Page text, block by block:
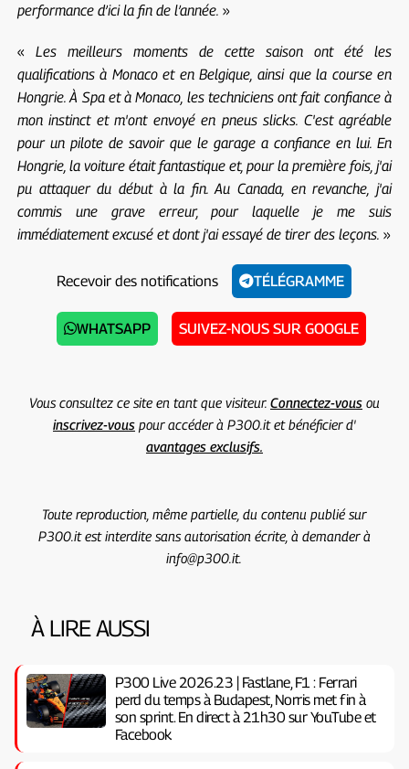
performance d’ici la fin de l’année. »
« Les meilleurs moments de cette saison ont été les
qualifications à Monaco et en Belgique, ainsi que la course en
Hongrie. À Spa et à Monaco, les techniciens ont fait confiance à
mon instinct et m'ont envoyé en pneus slicks. C'est agréable
pour un pilote de savoir que le garage a confiance en lui. En
Hongrie, la voiture était fantastique et, pour la première fois, j'ai
pu attaquer du début à la fin. Au Canada, en revanche, j'ai
commis une grave erreur, pour laquelle je me suis
immédiatement excusé et dont j'ai essayé de tirer des leçons. »
Recevoir des notifications TÉLÉGRAMME
WHATSAPP SUIVEZ-NOUS SUR GOOGLE
Vous consultez ce site en tant que visiteur. Connectez-vousou
inscrivez-vouspour accéder à P300.it et bénéficier d'
avantages exclusifs.
Toute reproduction, même partielle, du contenu publié sur
P300.it est interdite sans autorisation écrite, à demander à
info@p300.it.
À LIRE AUSSI
P300 Live 2026.23 | Fastlane, F1 : Ferrari
perd du temps à Budapest, Norris met fin à
son sprint. En direct à 21h30 sur YouTube et
Facebook